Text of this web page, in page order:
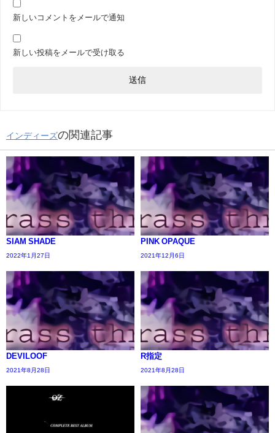
新しいコメントをメールで通知
新しい投稿をメールで受け取る
インディーズの関連記事
SIAM SHADE
2022年1月27日
PINK OPAQUE
2021年12月6日
DEVILOOF
2021年8月28日
R指定
2021年8月28日